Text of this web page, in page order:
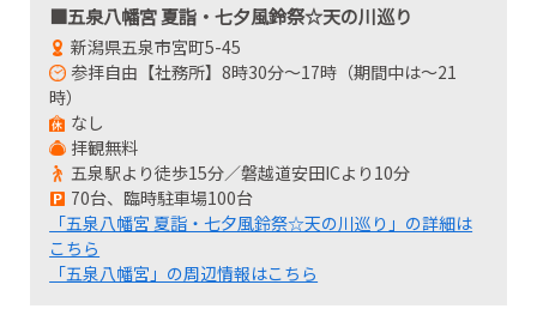
■五泉八幡宮 夏詣・七夕風鈴祭☆天の川巡り
新潟県五泉市宮町5-45
参拝自由【社務所】8時30分～17時（期間中は～21
時）
なし
拝観無料
五泉駅より徒歩15分／磐越道安田ICより10分
70台、臨時駐車場100台
「五泉八幡宮 夏詣・七夕風鈴祭☆天の川巡り」の詳細は
こちら
「五泉八幡宮」の周辺情報はこちら